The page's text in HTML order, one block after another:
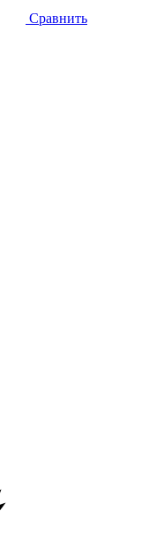
Сравнить